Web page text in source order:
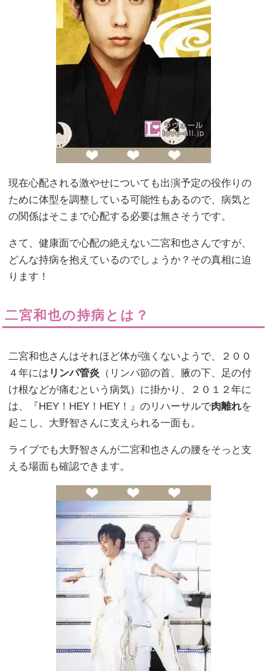
現在心配される激やせについても出演予定の役作りの
ために体型を調整している可能性もあるので、病気と
の関係はそこまで心配する必要は無さそうです。
さて、健康面で心配の絶えない二宮和也さんですが、
どんな持病を抱えているのでしょうか？その真相に迫
ります！
二宮和也の持病とは？
二宮和也さんはそれほど体が強くないようで、２００
４年には リンパ管炎 （リンパ節の首、腋の下、足の付
け根などが痛むという病気）に掛かり、２０１２年に
は、『HEY！HEY！HEY！』のリハーサルで肉離れを
起こし、大野智さんに支えられる一面も。
ライブでも大野智さんが二宮和也さんの腰をそっと支
える場面も確認できます。